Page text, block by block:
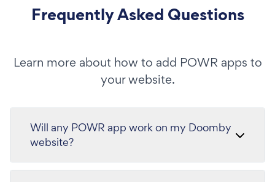
Frequently Asked Questions
Learn more about how to add POWR apps to
your website.
Will any POWR app work on my Doomby
website?